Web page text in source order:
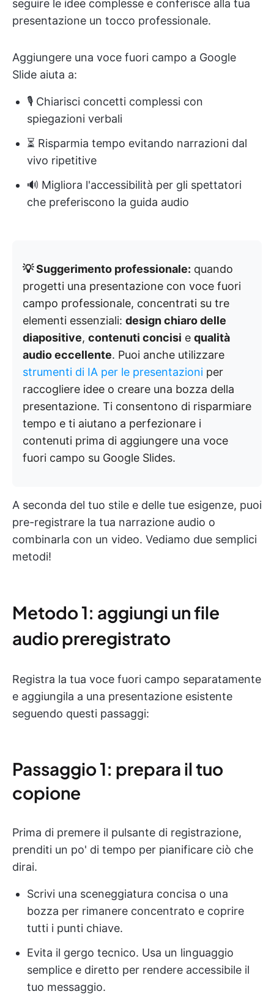
seguire le idee complesse e conferisce alla tua
presentazione un tocco professionale.
Aggiungere una voce fuori campo a Google
Slide aiuta a:
🎙️ Chiarisci concetti complessi con
spiegazioni verbali
⏳ Risparmia tempo evitando narrazioni dal
vivo ripetitive
🔊 Migliora l'accessibilità per gli spettatori
che preferiscono la guida audio
💡 Suggerimento professionale: quando
progetti una presentazione con voce fuori
campo professionale, concentrati su tre
elementi essenziali: design chiaro delle
diapositive, contenuti concisi e qualità
audio eccellente. Puoi anche utilizzare
strumenti di IA per le presentazioni per
raccogliere idee o creare una bozza della
presentazione. Ti consentono di risparmiare
tempo e ti aiutano a perfezionare i
contenuti prima di aggiungere una voce
fuori campo su Google Slides.
A seconda del tuo stile e delle tue esigenze, puoi
pre-registrare la tua narrazione audio o
combinarla con un video. Vediamo due semplici
metodi!
Metodo 1: aggiungi un file
audio preregistrato
Registra la tua voce fuori campo separatamente
e aggiungila a una presentazione esistente
seguendo questi passaggi:
Passaggio 1: prepara il tuo
copione
Prima di premere il pulsante di registrazione,
prenditi un po' di tempo per pianificare ciò che
dirai.
Scrivi una sceneggiatura concisa o una
bozza per rimanere concentrato e coprire
tutti i punti chiave.
Evita il gergo tecnico. Usa un linguaggio
semplice e diretto per rendere accessibile il
tuo messaggio.